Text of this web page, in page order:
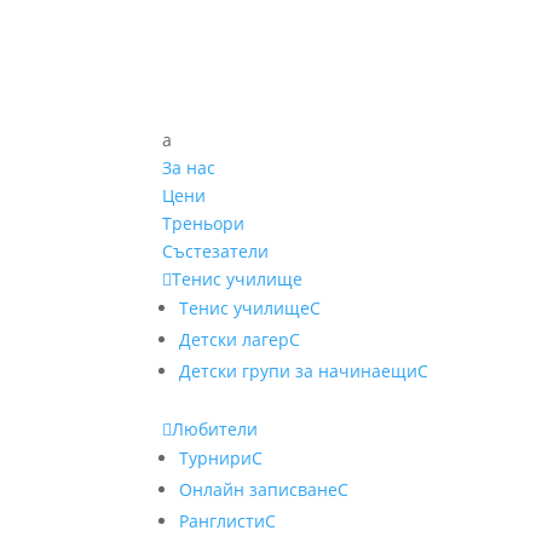
a
За нас
Цени
Треньори
Състезатели
Тенис училище
Тенис училищеC
Детски лагерC
Детски групи за начинаещиC
Любители
ТурнириC
Онлайн записванеC
РанглистиC